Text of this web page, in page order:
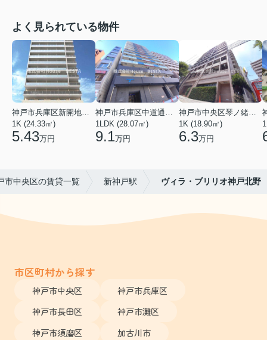
よく見られている物件
1K (24.33㎡)
5.43万円
1LDK (28.07㎡)
9.1万円
1K (18.90㎡)
6.3万円
市中央区の賃貸一覧 新神戸駅 ヴィラ・ブリリオ神戸北野
市区町村から探す
神戸市中央区
神戸市兵庫区
神戸市長田区
神戸市灘区
神戸市須磨区
加古川市